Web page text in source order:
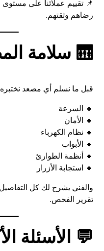
رضاهم وثقتهم.
🛗 سلامة المصعد أولويتنا
قبل ما نسلم أي مصعد نختبره
🔸 السرعة
🔸 الأمان
🔸 نظام الكهرباء
🔸 الأبواب
🔸 أنظمة الطوارئ
🔸 استجابة الأزرار
والفني يشرح لك كل
تقرير الفحص.
💬 الأسئلة